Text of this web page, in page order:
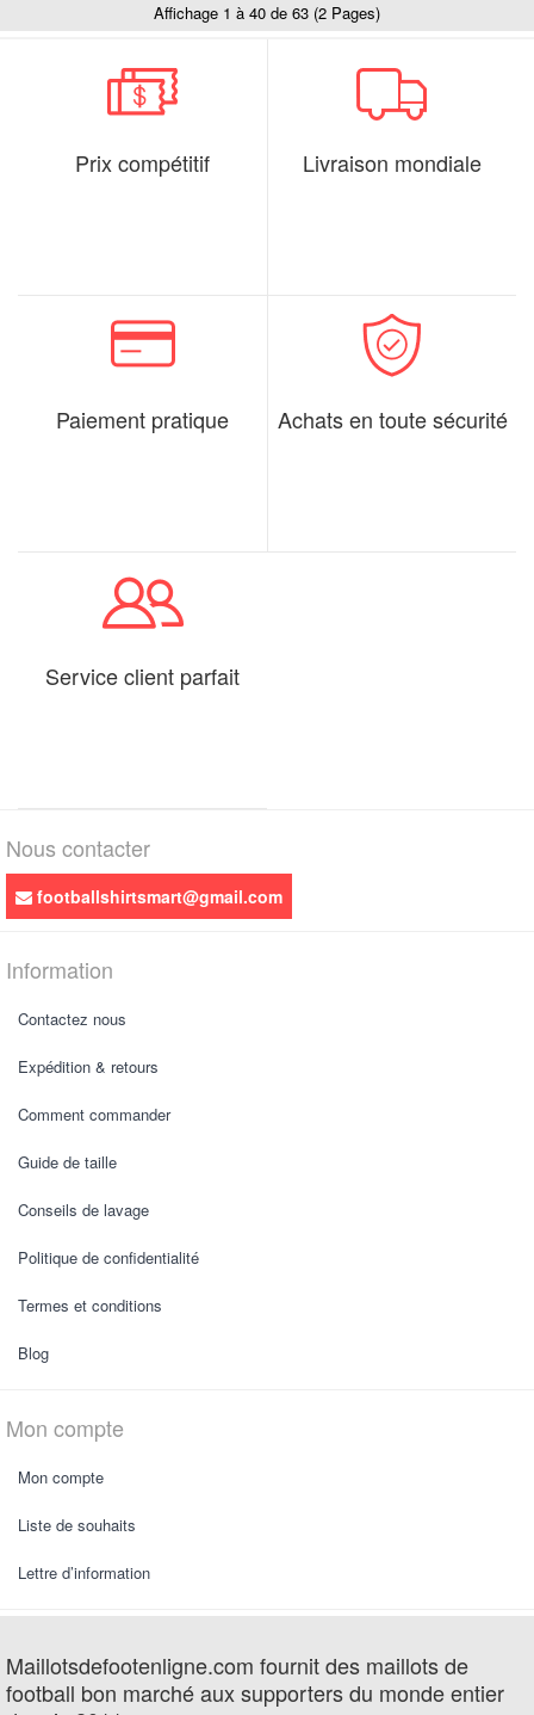
Affichage 1 à 40 de 63 (2 Pages)
Prix compétitif Livraison mondiale
Paiement pratique Achats en toute sécurité
Service client parfait
Nous contacter
footballshirtsmart@gmail.com
Information
Contactez nous
Expédition & retours
Comment commander
Guide de taille
Conseils de lavage
Politique de confidentialité
Termes et conditions
Blog
Mon compte
Mon compte
Liste de souhaits
Lettre d’information
Maillotsdefootenligne.com fournit des maillots de
football bon marché aux supporters du monde entier